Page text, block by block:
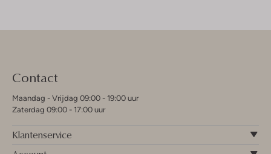
Contact
Maandag - Vrijdag 09:00 - 19:00 uur
Zaterdag 09:00 - 17:00 uur
Klantenservice